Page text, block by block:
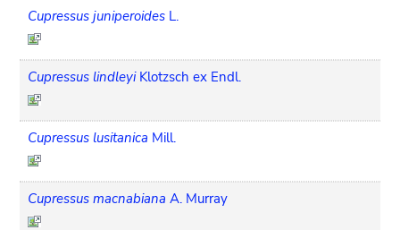
Cupressus juniperoides L.
Cupressus lindleyi Klotzsch ex Endl.
Cupressus lusitanica Mill.
Cupressus macnabiana A. Murray